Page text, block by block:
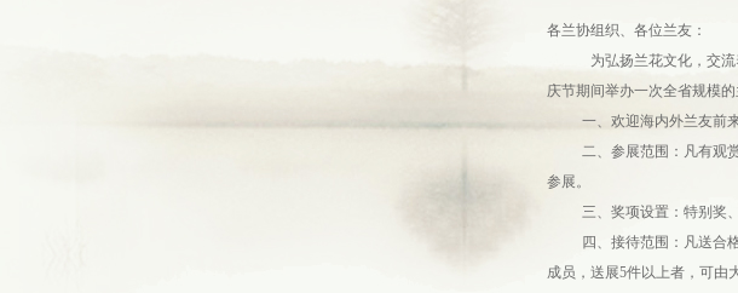
各兰协组织、各位兰友：
为弘扬兰花文化，交
庆节期间举办一次全省规模
一、欢迎海内外兰友前
二、参展范围：凡有观
参展。
三、奖项设置：特别奖
四、接待范围：凡送合
成员，送展5件以上者，可由